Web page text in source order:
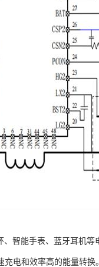
智能手表、蓝牙耳机
电和效率高的能量转换。